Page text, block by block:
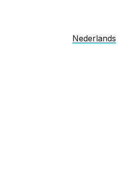
Nederlands